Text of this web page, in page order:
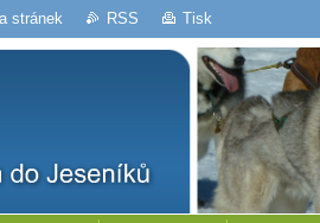
stránek RSS Tisk